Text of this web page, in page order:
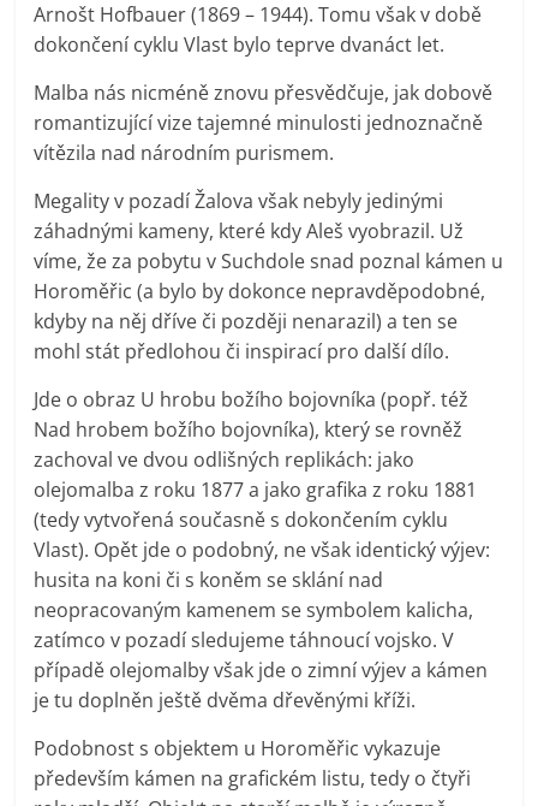
Arnošt Hofbauer (1869 – 1944). Tomu však v době
dokončení cyklu Vlast bylo teprve dvanáct let.
Malba nás nicméně znovu přesvědčuje, jak dobově
romantizující vize tajemné minulosti jednoznačně
vítězila nad národním purismem.
Megality v pozadí Žalova však nebyly jedinými
záhadnými kameny, které kdy Aleš vyobrazil. Už
víme, že za pobytu v Suchdole snad poznal kámen u
Horoměřic (a bylo by dokonce nepravděpodobné,
kdyby na něj dříve či později nenarazil) a ten se
mohl stát předlohou či inspirací pro další dílo.
Jde o obraz U hrobu božího bojovníka (popř. též
Nad hrobem božího bojovníka), který se rovněž
zachoval ve dvou odlišných replikách: jako
olejomalba z roku 1877 a jako grafika z roku 1881
(tedy vytvořená současně s dokončením cyklu
Vlast). Opět jde o podobný, ne však identický výjev:
husita na koni či s koněm se sklání nad
neopracovaným kamenem se symbolem kalicha,
zatímco v pozadí sledujeme táhnoucí vojsko. V
případě olejomalby však jde o zimní výjev a kámen
je tu doplněn ještě dvěma dřevěnými kříži.
Podobnost s objektem u Horoměřic vykazuje
především kámen na grafickém listu, tedy o čtyři